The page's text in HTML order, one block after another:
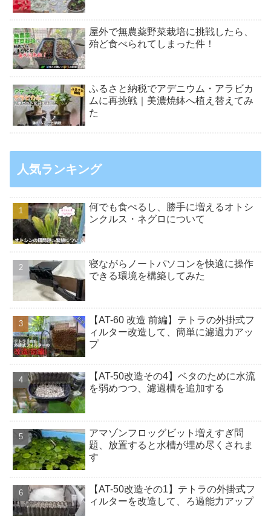
屋外で無農薬野菜栽培に挑戦したら、
殆ど食べられてしまった件！
ふるさと納税でアデニウム・アラビカ
ムに再挑戦｜美濃焼鉢へ植え替えてみ
た
人気ランキング
何でも食べるし、勝手に増えるオトシ
ンクルス・ネグロについて
寝ながらノートパソコンを快適に操作
できる環境を構築してみた
【AT-60 改造 前編】テトラの外掛式フ
ィルター改造して、簡単に濾過力アッ
プ
【AT-50改造その4】ベタのために水流
を弱めつつ、濾過槽を追加する
アマゾンフロッグビット増えすぎ問
題、放置すると水槽が埋め尽くされま
す
【AT-50改造その1】テトラの外掛式フ
ィルターを改造して、ろ過能力アップ